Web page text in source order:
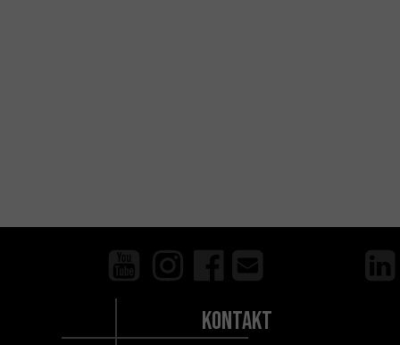
Kontakt